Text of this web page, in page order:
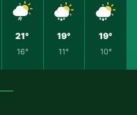
21°
16°
19°
11°
19°
10°